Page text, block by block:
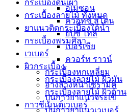
อเมซอน
ควอทซ์ สโตน
ยิปซี ไทล์
เปอร์เซีย
ควอร์ท ราวน์
กระเบื้องหกเหลี่ยม
อ่างล้างหน้าเซรามิค
ปูนกาวยาเเนวจระเข้
ปูนกาวยาเเนวเวเบอร์
กระเบื้องดินเผา
กระเบื้องลายไม้ ทั้งหมด
ยาแนวติดกระเบื้องใต้น้ำ
กระเบื้องพรมศิลา
เวเบอร์
ผิวกระเบื้อง
กระเบื้องลายไม้ ผิวมัน
กระเบื้องลายไม้ ผิวด้าน
กาวซีเมนต์เวเบอร์